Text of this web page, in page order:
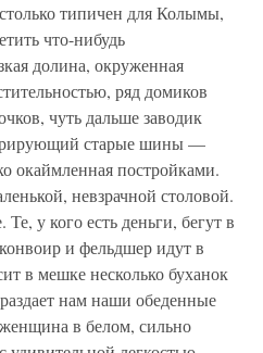
типичен для Колымы,
что-нибудь
долина, окруженная
ряд домиков
чуть дальше заводик
старые шины —
окаймленная постройками.
невзрачной столовой.
у кого есть деньги, бегут в
и фельдшер идут в
в мешке несколько буханок
нам наши обеденные
в белом, сильно